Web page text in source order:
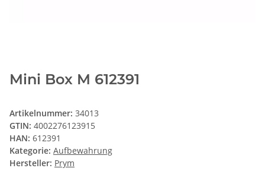
Mini Box M 612391
Artikelnummer: 34013
GTIN: 4002276123915
HAN: 612391
Kategorie: Aufbewahrung
Hersteller: Prym